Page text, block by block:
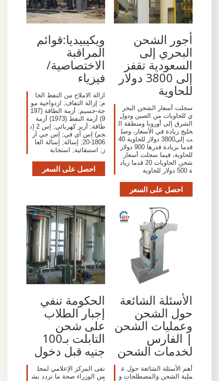
أجور الشحن
البحري إلى
السعودية تقفز
إلى 3800 دولار
للحاوية
سجلت أسعار الشحن البحر
ي للحاويات من الصين ودول
الشرق إلى أوروبا ومنطقة ال
خليج زيادة في الأسعار، وصل
ت إلى3800 دولار للحاوية 40
قدما بزيادة قدرها 900 دولار
للحاوية، فيما سجلت أسعار
شحن الحاويات 20 قدما زياد
ة 500 دولار للحاوية
احصل على السعر
ويكيبيديا:قوائم
المراقبة
الاختصاصية/
فيزياء
ازالة الاملاح من النفط الخا
م; إزالة التفاف; ازدواجية مو
جة-جسيم; أزمة الطاقة (197
9) أزمة النفط (1973) أزمة
طاقة; أزيز كهربائي; إس 2 (ن
جم) إس آي في; إس جي آر
1806-20; إسالة; إسالة الغا
ز; استبقائية; استجابة
احصل على السعر
الأسئلة الشائعة
حول الشحن
وعمليات الشحن
| الفارس
لخدمات الشحن
أهم الأسئلة الشائعة حول ع
ملية الشحن والمصطلحات و
الحكومة تنفي
إجبار الطلاب
على شحن
التابلت بـ100
جنيه قبل دخول
نفى المركز الإعلامي لمجل
س الوزراء صحة ما تردد بش